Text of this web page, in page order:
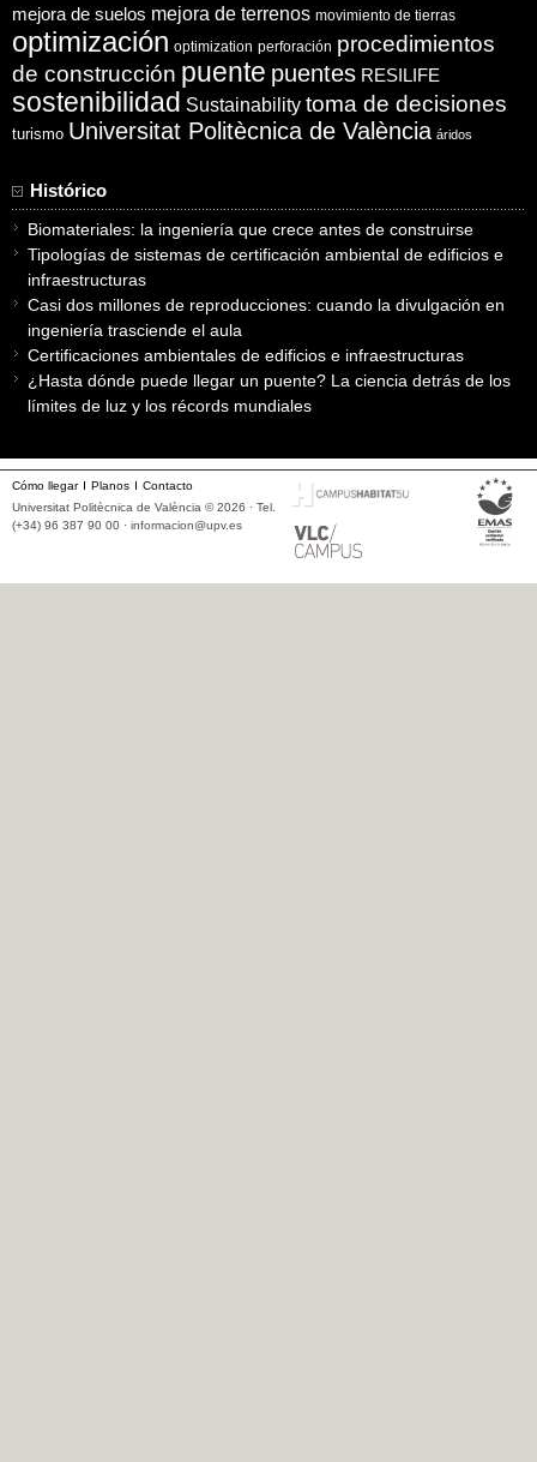
mejora de suelos mejora de terrenos movimiento de tierras
optimización optimization perforación procedimientos
de construcción puente puentes RESILIFE
sostenibilidad Sustainability toma de decisiones
turismo Universitat Politècnica de València áridos
Histórico
Biomateriales: la ingeniería que crece antes de construirse
Tipologías de sistemas de certificación ambiental de edificios e
infraestructuras
Casi dos millones de reproducciones: cuando la divulgación en
ingeniería trasciende el aula
Certificaciones ambientales de edificios e infraestructuras
¿Hasta dónde puede llegar un puente? La ciencia detrás de los
límites de luz y los récords mundiales
Cómo llegar Planos
Contacto
Universitat Politècnica de València © 2026 · Tel.
(+34) 96 387 90 00 · informacion@upv.es